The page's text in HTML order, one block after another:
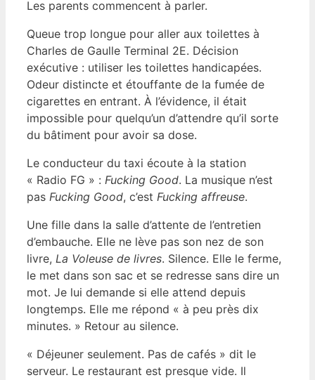
Les parents commencent à parler.
Queue trop longue pour aller aux toilettes à
Charles de Gaulle Terminal 2E. Décision
exécutive : utiliser les toilettes handicapées.
Odeur distincte et étouffante de la fumée de
cigarettes en entrant. À l’évidence, il était
impossible pour quelqu’un d’attendre qu’il sorte
du bâtiment pour avoir sa dose.
Le conducteur du taxi écoute à la station
« Radio FG » : Fucking Good. La musique n’est
pas Fucking Good, c’est Fucking affreuse.
Une fille dans la salle d’attente de l’entretien
d’embauche. Elle ne lève pas son nez de son
livre, La Voleuse de livres. Silence. Elle le ferme,
le met dans son sac et se redresse sans dire un
mot. Je lui demande si elle attend depuis
longtemps. Elle me répond « à peu près dix
minutes. » Retour au silence.
« Déjeuner seulement. Pas de cafés » dit le
serveur. Le restaurant est presque vide. Il